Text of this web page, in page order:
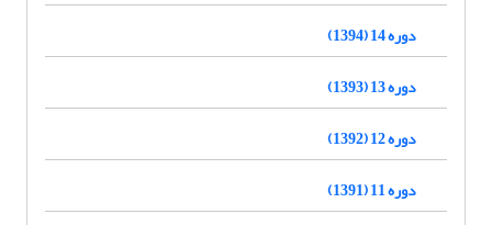
دوره 14 (1394)
دوره 13 (1393)
دوره 12 (1392)
دوره 11 (1391)